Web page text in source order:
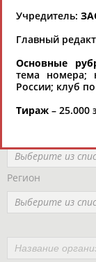
Органы
Выберите из
Регион
Выберите из
Учредитель:
Главный
Основные
тема номера;
России; клуб
Тираж – 25.000